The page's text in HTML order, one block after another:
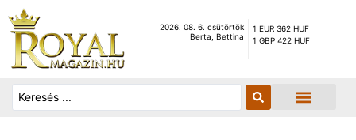
2026. 08. 6. csütörtök
Berta, Bettina
1 EUR 362 HUF
1 GBP 422 HUF